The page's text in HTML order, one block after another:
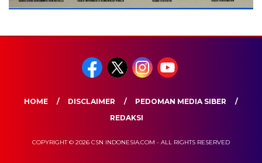
HOME DISCLAIMER
PEDOMAN MEDIA SIBER
REDAKSI
COPYRIGHT © 2026 CSN INDONESIA.COM - ALL RIGHTS RESERVED